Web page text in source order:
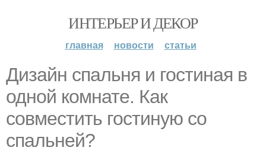
ИНТЕРЬЕР И ДЕКОР
главная новости статьи
Дизайн спальня и гостиная в
одной комнате. Как
совместить гостиную со
спальней?